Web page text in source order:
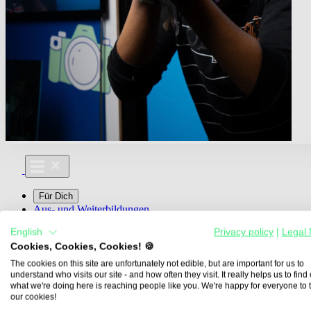
Für Dich
Aus- und Weiterbildungen
Media For You
Über Uns
Übersicht
English Privacy policy
Legal
Cookies, Cookies, Cookies! 🍪
The cookies on this site are unfortunately not edible, but are important for us to
understand who visits our site - and how often they visit. It really helps us to find
what we're doing here is reaching people like you. We're happy for everyone to
our cookies!